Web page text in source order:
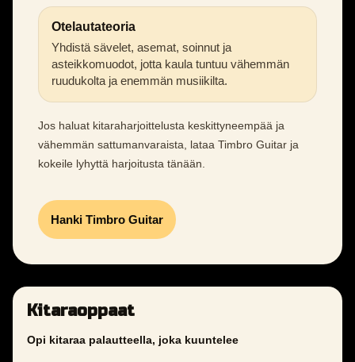
Otelautateoria
Yhdistä sävelet, asemat, soinnut ja
asteikkomuodot, jotta kaula tuntuu vähemmän
ruudukolta ja enemmän musiikilta.
Jos haluat kitaraharjoittelusta keskittyneempää ja
vähemmän sattumanvaraista, lataa Timbro Guitar ja
kokeile lyhyttä harjoitusta tänään.
Hanki Timbro Guitar
Kitaraoppaat
Opi kitaraa palautteella, joka kuuntelee